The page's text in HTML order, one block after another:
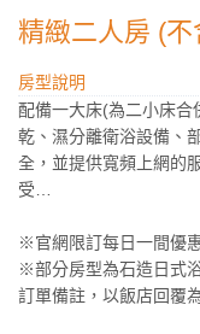
精緻二人房 (
房型說明
配備一大床(為二小床合
乾、濕分離衛浴設備、
全，並提供寬頻上網的
受…
※官網限訂每日一間優
※部分房型為石造日式
訂單備註，以飯店回覆